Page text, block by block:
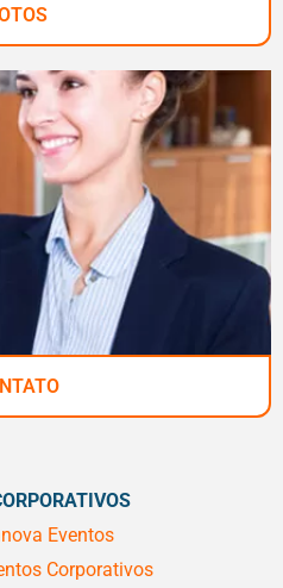
Eventos
Corporativos